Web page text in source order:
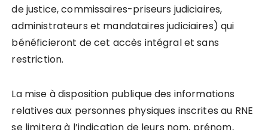
de justice, commissaires-priseurs judiciaires,
administrateurs et mandataires judiciaires) qui
bénéficieront de cet accès intégral et sans
restriction.
La mise à disposition publique des informations
relatives aux personnes physiques inscrites au RNE